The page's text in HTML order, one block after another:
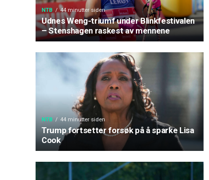
NTB 44 minutter siden
Udnes Weng-triumf under Blinkfestivalen
– Stenshagen raskest av mennene
NTB 44 minutter siden
Trump fortsetter forsøk på å sparke Lisa
Cook